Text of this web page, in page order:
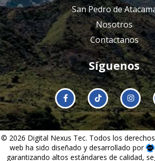
San Pedro de
Nosotros
Contactanos
Síguenos
© 2026 Digital Nexus Tec. Todos los
web ha sido diseñado y desarrollado por
garantizando altos estándares de calidad,